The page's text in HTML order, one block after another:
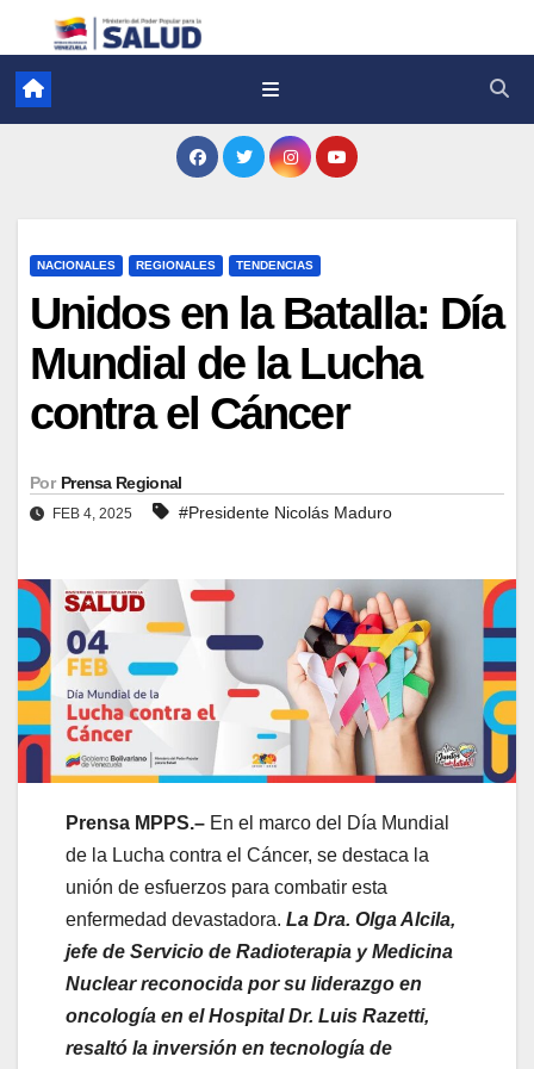
NACIONALES REGIONALES TENDENCIAS
Unidos en la Batalla: Día
Mundial de la Lucha
contra el Cáncer
Por Prensa Regional
FEB 4, 2025 #Presidente Nicolás Maduro
Prensa MPPS.– En el marco del Día Mundial
de la Lucha contra el Cáncer, se destaca la
unión de esfuerzos para combatir esta
enfermedad devastadora. La Dra. Olga Alcila,
jefe de Servicio de Radioterapia y Medicina
Nuclear reconocida por su liderazgo en
oncología en el Hospital Dr. Luis Razetti,
resaltó la inversión en tecnología de